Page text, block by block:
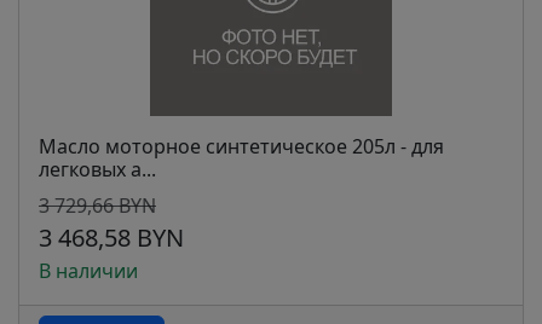
Масло моторное синтетическое 205л - для
легковых а...
3 729,66 BYN
3 468,58 BYN
В наличии